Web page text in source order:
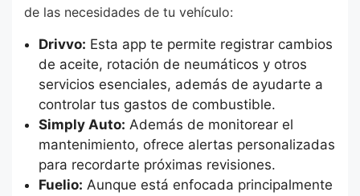
de las necesidades de tu vehículo:
Drivvo: Esta app te permite registrar cambios
de aceite, rotación de neumáticos y otros
servicios esenciales, además de ayudarte a
controlar tus gastos de combustible.
Simply Auto: Además de monitorear el
mantenimiento, ofrece alertas personalizadas
para recordarte próximas revisiones.
Fuelio: Aunque está enfocada principalmente